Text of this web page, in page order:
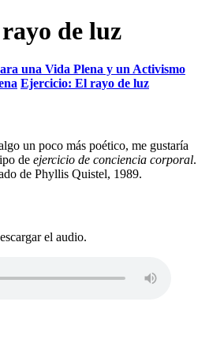
de luz
una Vida Plena y un Activismo
Ejercicio: El rayo de luz
un poco más poético, me gustaría
de ejercicio de conciencia corporal.
de Phyllis Quistel, 1989.
el audio.